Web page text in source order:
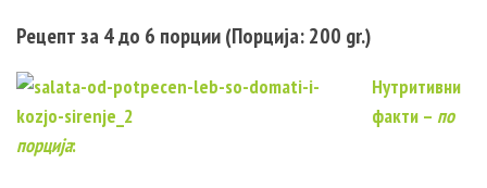
Рецепт за 4 до 6 порции (Порција: 200 gr.)
Нутритивни
факти – по
порција: